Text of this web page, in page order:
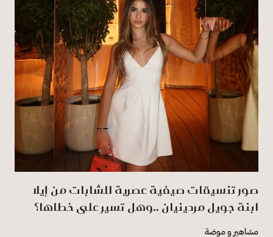
صور تنسيقات صيفية عصرية للشابات من إيلا
ابنة جويل مردينيان ..وهل تسير على خطاها؟
مشاهير و موضة